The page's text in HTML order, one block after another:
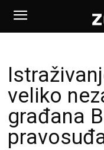
veliko
građana